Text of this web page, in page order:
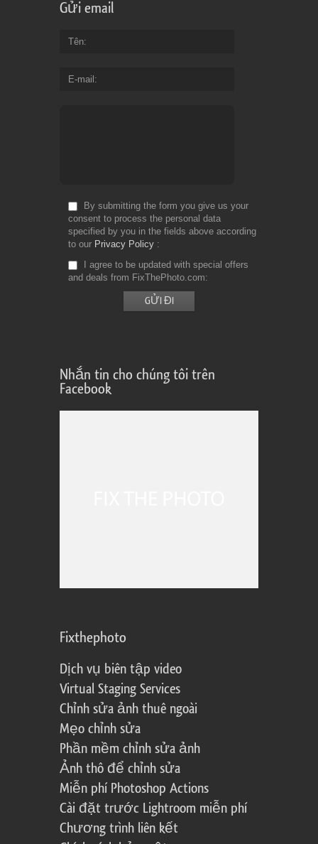
Gửi email
Tên
E-mail
By submitting the form you give us your
consent to process the personal data
specified by you in the fields above according
to our Privacy Policy
I agree to be updated with special offers
and deals from FixThePhoto.com
Nhắn tin cho chúng tôi trên
Facebook
Fixthephoto
Dịch vụ biên tập video
Virtual Staging Services
Chỉnh sửa ảnh thuê ngoài
Mẹo chỉnh sửa
Phần mềm chỉnh sửa ảnh
Ảnh thô để chỉnh sửa
Miễn phí Photoshop Actions
Cài đặt trước Lightroom miễn phí
Chương trình liên kết